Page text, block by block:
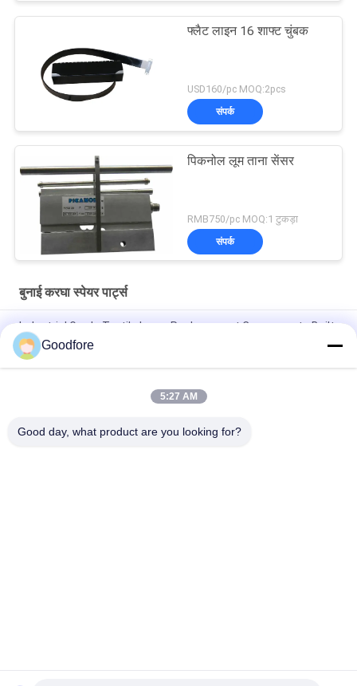
फ्लैट लाइन 16 शाफ्ट चुंबक
USD160/pc MOQ:2pcs
संपर्क
पिकनोल लूम ताना सेंसर
RMB750/pc MOQ:1 टुकड़ा
संपर्क
बुनाई करघा स्पेयर पार्ट्स
Industrial Grade Textile Loom Replacement Components Built
to Withstand Harsh Operating Conditions and Ensure
Consistent
Goodfore
5:27 AM
Good day, what product are you looking for?